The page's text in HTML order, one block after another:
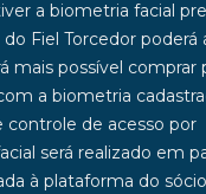
a biometria facial
Fiel Torcedor poderá
mais possível comprar
a biometria
controle de acesso por
será realizado em
à plataforma do